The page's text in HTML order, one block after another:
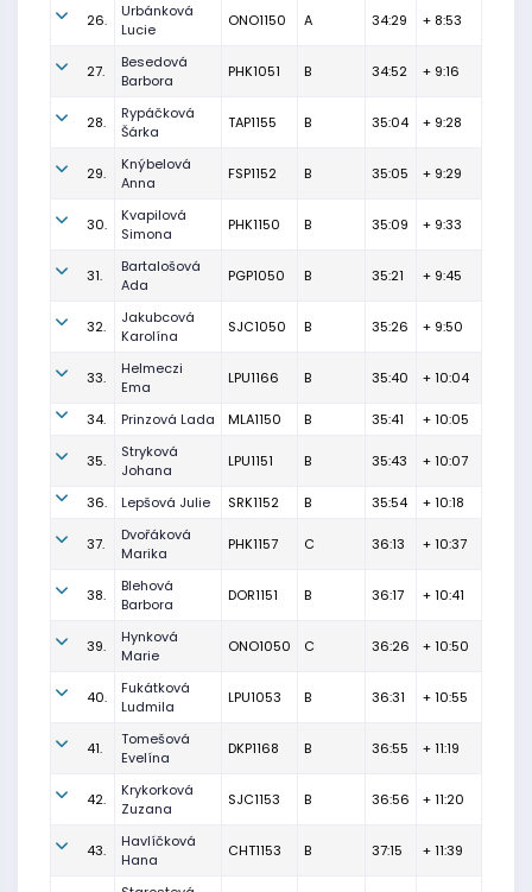
26.
Urbánková
Lucie
ONO1150 A 34:29 + 8:53
27.
Besedová
Barbora
PHK1051 B 34:52 + 9:16
28.
Rypáčková
Šárka
TAP1155 B 35:04 + 9:28
29.
Knýbelová
Anna
FSP1152 B 35:05 + 9:29
30.
Kvapilová
Simona
PHK1150 B 35:09 + 9:33
31.
Bartalošová
Ada
PGP1050 B 35:21 + 9:45
32.
Jakubcová
Karolína
SJC1050 B 35:26 + 9:50
33.
Helmeczi
Ema
LPU1166 B 35:40 + 10:04
34. Prinzová Lada MLA1150 B 35:41 + 10:05
35.
Stryková
Johana
LPU1151 B 35:43 + 10:07
36. Lepšová Julie SRK1152 B 35:54 + 10:18
37.
Dvořáková
Marika
PHK1157 C 36:13 + 10:37
38.
Blehová
Barbora
DOR1151 B 36:17 + 10:41
39.
Hynková
Marie
ONO1050 C 36:26 + 10:50
40.
Fukátková
Ludmila
LPU1053 B 36:31 + 10:55
41.
Tomešová
Evelína
DKP1168 B 36:55 + 11:19
42.
Krykorková
Zuzana
SJC1153 B 36:56 + 11:20
43.
Havlíčková
Hana
CHT1153 B 37:15 + 11:39